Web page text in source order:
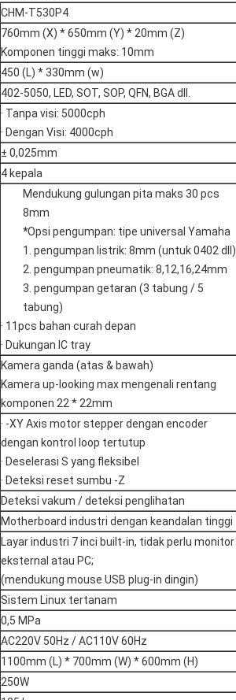
CHM-T530P4
760mm (X) * 650mm (Y) * 20mm (Z)
Komponen tinggi maks: 10mm
450 (L) * 330mm (w)
402-5050, LED, SOT, SOP, QFN, BGA dll.
· Tanpa visi: 5000cph
· Dengan Visi: 4000cph
± 0,025mm
4 kepala
Mendukung gulungan pita maks 30 pcs
8mm
*Opsi pengumpan: tipe universal Yamaha
1. pengumpan listrik: 8mm (untuk 0402 dll)
2. pengumpan pneumatik: 8,12,16,24mm
3. pengumpan getaran (3 tabung / 5
tabung)
· 11pcs bahan curah depan
· Dukungan IC tray
Kamera ganda (atas & bawah)
Kamera up-looking max mengenali rentang
komponen 22 * ​​22mm
· -XY Axis motor stepper dengan encoder
dengan kontrol loop tertutup
· Deselerasi S yang fleksibel
· Deteksi reset sumbu -Z
Deteksi vakum / deteksi penglihatan
Motherboard industri dengan keandalan tinggi
Layar industri 7 inci built-in, tidak perlu monitor
eksternal atau PC;
(mendukung mouse USB plug-in dingin)
Sistem Linux tertanam
0,5 MPa
AC220V 50Hz / AC110V 60Hz
1100mm (L) * 700mm (W) * 600mm (H)
250W